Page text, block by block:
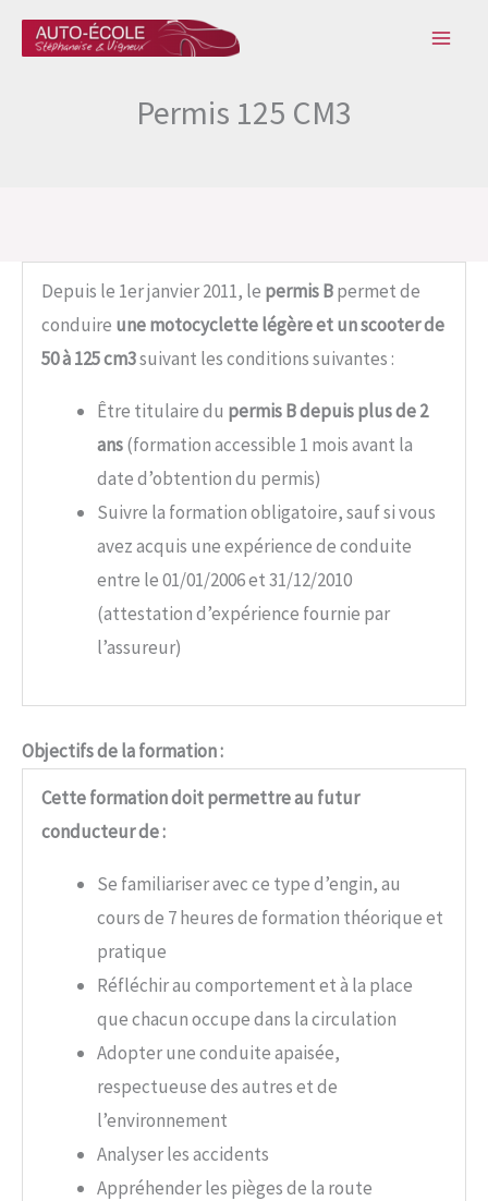
Aller
Permis 125 CM3
Depuis le 1er janvier 2011, le permis Bpermet de
conduire une motocyclette légère et un scooter de
50 à 125 cm3suivant les conditions suivantes :
Être titulaire du permis B depuis plus de 2
ans(formation accessible 1 mois avant la
date d’obtention du permis)
Suivre la formation obligatoire, sauf si vous
avez acquis une expérience de conduite
entre le 01/01/2006 et 31/12/2010
(attestation d’expérience fournie par
l’assureur)
Objectifs de la formation :
Cette formation doit permettre au futur
conducteur de :
Se familiariser avec ce type d’engin, au
cours de 7 heures de formation théorique et
pratique
Réfléchir au comportement et à la place
que chacun occupe dans la circulation
Adopter une conduite apaisée,
respectueuse des autres et de
l’environnement
Analyser les accidents
Appréhender les pièges de la route